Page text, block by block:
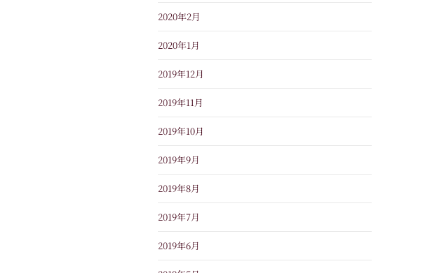
2020年2月
2020年1月
2019年12月
2019年11月
2019年10月
2019年9月
2019年8月
2019年7月
2019年6月